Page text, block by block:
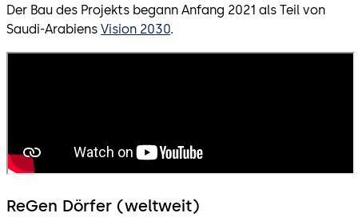
Der Bau des Projekts begann Anfang 2021 als Teil von
Saudi-Arabiens Vision 2030.
ReGen Dörfer (weltweit)